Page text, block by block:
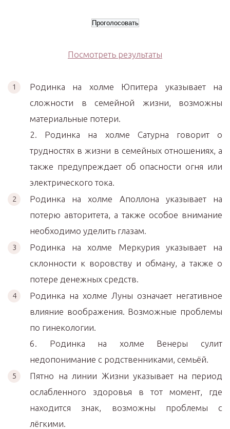
Посмотреть результаты
Родинка на холме Юпитера указывает на
сложности в семейной жизни, возможны
материальные потери.
2. Родинка на холме Сатурна говорит о
трудностях в жизни в семейных отношениях, а
также предупреждает об опасности огня или
электрического тока.
Родинка на холме Аполлона указывает на
потерю авторитета, а также особое внимание
необходимо уделить глазам.
Родинка на холме Меркурия указывает на
склонности к воровству и обману, а также о
потере денежных средств.
Родинка на холме Луны означает негативное
влияние воображения. Возможные проблемы
по гинекологии.
6. Родинка на холме Венеры сулит
недопонимание с родственниками, семьёй.
Пятно на линии Жизни указывает на период
ослабленного здоровья в тот момент, где
находится знак, возможны проблемы с
лёгкими.